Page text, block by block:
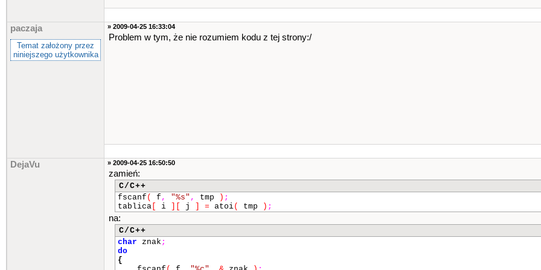
paczaja
Temat założony przez
niniejszego użytkownika
» 2009-04-25 16:33:04
Problem w tym, że nie rozumiem kodu z tej strony:/
DejaVu » 2009-04-25 16:50:50
zamień:
C/C++
fscanf ( f , "%s" , tmp ) ;
tablica
i j = atoi( tmp ) ;
na:
C/C++
char znak ;
do
{